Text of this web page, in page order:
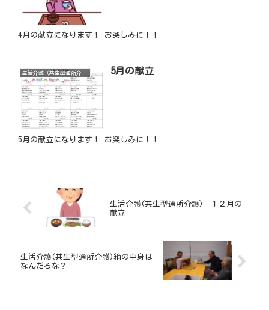
4月の献立になります！ お楽しみに！！
生活介護（共生型通所介護） 5月の献立
5月の献立になります！ お楽しみに！！
生活介護(共生型通所介護) １２月の
献立
生活介護(共生型通所介護)箱の中身は
なんだろな？